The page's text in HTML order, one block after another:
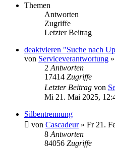
Themen
Antworten
Zugriffe
Letzter Beitrag
deaktvieren "Suche nach
von Serviceverantwortung »
2 Antworten
17414 Zugriffe
Letzter Beitrag von
Mi 21. Mai 2025,
Silbentrennung
von Cascadeur» Fr 21.
8 Antworten
84056 Zugriffe